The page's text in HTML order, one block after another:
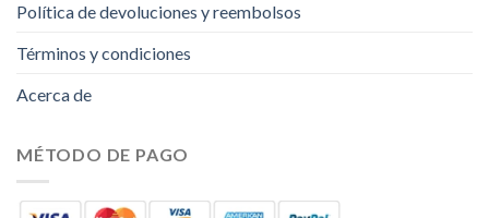
Política de devoluciones y reembolsos
Términos y condiciones
Acerca de
MÉTODO DE PAGO